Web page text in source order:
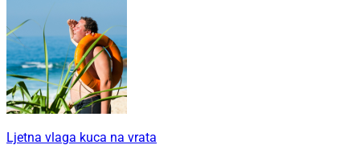
Ljetna vlaga kuca na vrata